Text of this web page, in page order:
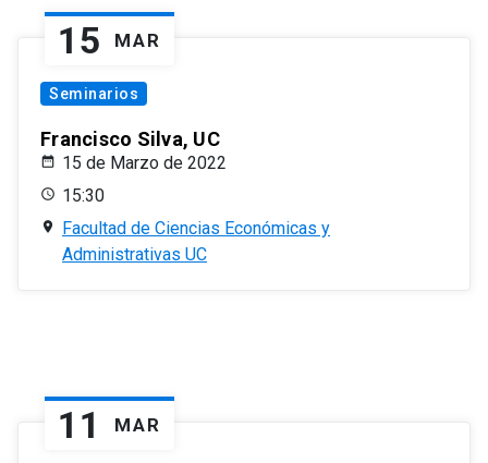
15 MAR
Seminarios
Francisco Silva, UC
15 de Marzo de 2022
15:30
Facultad de Ciencias Económicas y
Administrativas UC
11 MAR